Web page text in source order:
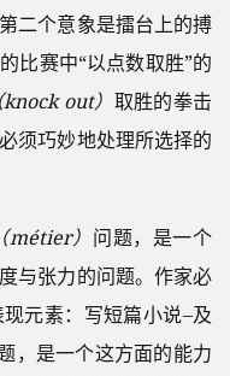
二个意象是擂台上的搏
比赛中“以点数取胜”的
out） 取胜的拳击
须巧妙地处理所选择的
métier） 问题，是一个
与张力的问题。作家必
元素：写短篇小说–及
，是一个这方面的能力